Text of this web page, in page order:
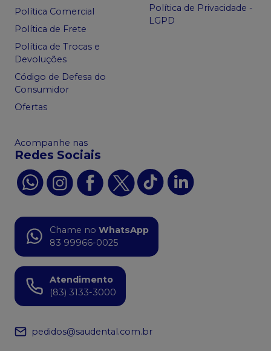
Política Comercial
Política de Frete
Política de Trocas e
Devoluções
Código de Defesa do
Consumidor
Ofertas
Política de Privacidade -
LGPD
Acompanhe nas
Redes Sociais
Chame no WhatsApp
83 99966-0025
Atendimento
(83) 3133-3000
pedidos@saudental.com.br